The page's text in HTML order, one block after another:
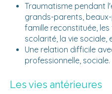
Traumatisme pendant
grands-parents,
famille reconstituée,
scolarité, la vie sociale,
Une relation difficile
professionnelle, sociale.
Les vies antérieures